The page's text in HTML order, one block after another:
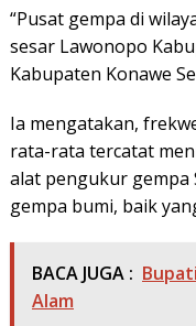
“Pusat gempa di
sesar Lawonopo
Kabupaten Konawe
Ia mengatakan,
rata-rata tercatat
alat pengukur gempa
gempa bumi, baik
BACA JUGA :
Alam